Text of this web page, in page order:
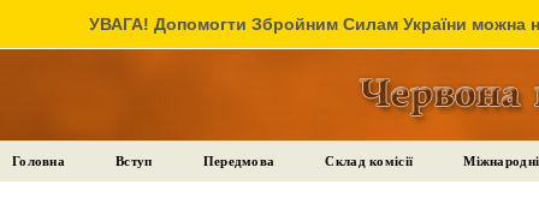
УВАГА! Допомогти Збройним Силам України можна
Головна Вступ Передмова Склад комісії